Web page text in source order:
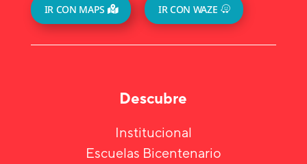
IR CON MAPS IR CON WAZE
Descubre
Institucional
Escuelas Bicentenario